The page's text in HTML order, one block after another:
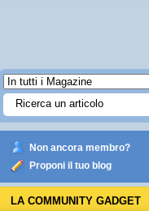
Non ancora membro?
Proponi il tuo blog
LA COMMUNITY GADGET